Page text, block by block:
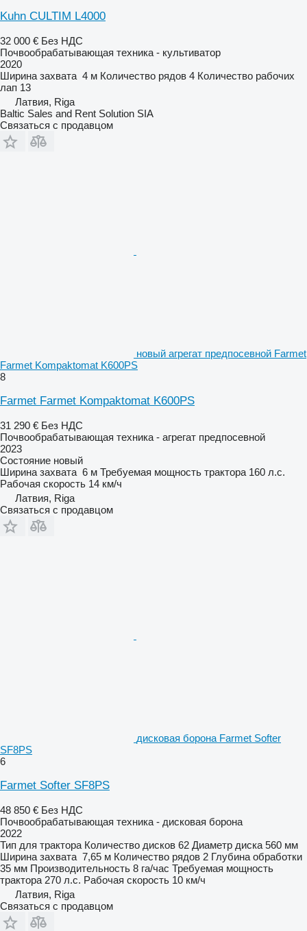
Kuhn CULTIM L4000
32 000 € Без НДС
Почвообрабатывающая техника - культиватор
2020
Ширина захвата 4 м Количество рядов 4 Количество рабочих
лап 13
Латвия, Riga
Baltic Sales and Rent Solution SIA
Связаться с продавцом
новый агрегат предпосевной Farmet
Farmet Kompaktomat K600PS
8
Farmet Farmet Kompaktomat K600PS
31 290 € Без НДС
Почвообрабатывающая техника - агрегат предпосевной
2023
Состояние новый
Ширина захвата 6 м Требуемая мощность трактора 160 л.с.
Рабочая скорость 14 км/ч
Латвия, Riga
Связаться с продавцом
дисковая борона Farmet Softer
SF8PS
6
Farmet Softer SF8PS
48 850 € Без НДС
Почвообрабатывающая техника - дисковая борона
2022
Тип для трактора Количество дисков 62 Диаметр диска 560 мм
Ширина захвата 7,65 м Количество рядов 2 Глубина обработки
35 мм Производительность 8 га/час Требуемая мощность
трактора 270 л.с. Рабочая скорость 10 км/ч
Латвия, Riga
Связаться с продавцом